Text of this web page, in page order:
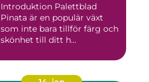
Introduktion Palettblad
Pinata är en populär växt
som inte bara tillför färg och
skönhet till ditt h...